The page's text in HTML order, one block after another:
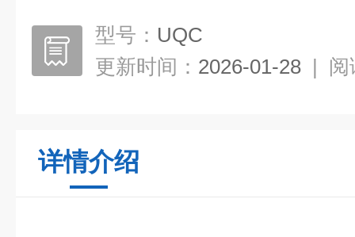
型号： UQC
更新时间： 2026-01-28 | 阅
详情介绍